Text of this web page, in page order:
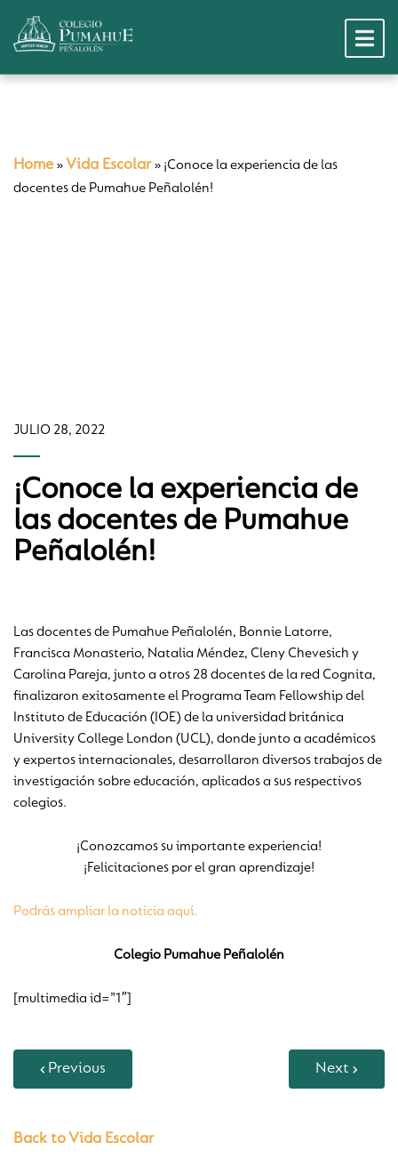
Home » Vida Escolar» ¡Conoce la experiencia de las
docentes de Pumahue Peñalolén!
JULIO 28, 2022
¡Conoce la experiencia de
las docentes de Pumahue
Peñalolén!
Las docentes de Pumahue Peñalolén, Bonnie Latorre,
Francisca Monasterio, Natalia Méndez, Cleny Chevesich y
Carolina Pareja, junto a otros 28 docentes de la red Cognita,
finalizaron exitosamente el Programa Team Fellowship del
Instituto de Educación (IOE) de la universidad británica
University College London (UCL), donde junto a académicos
y expertos internacionales, desarrollaron diversos trabajos de
investigación sobre educación, aplicados a sus respectivos
colegios.
¡Conozcamos su importante experiencia!
¡Felicitaciones por el gran aprendizaje!
Podrás ampliar la noticia aquí­.
Colegio Pumahue Peñalolén
[multimedia id=”1″]
Previous Next
Back to Vida Escolar